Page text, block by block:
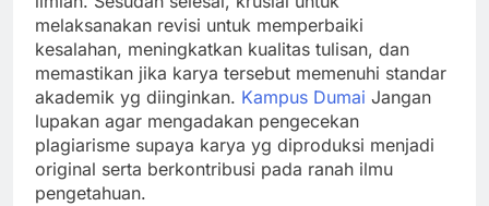
melaksanakan revisi untuk memperbaiki
kesalahan, meningkatkan kualitas tulisan, dan
memastikan jika karya tersebut memenuhi standar
akademik yg diinginkan. Kampus Dumai Jangan
lupakan agar mengadakan pengecekan
plagiarisme supaya karya yg diproduksi menjadi
original serta berkontribusi pada ranah ilmu
pengetahuan.